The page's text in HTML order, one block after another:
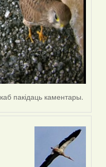
каб пакідаць каментары.